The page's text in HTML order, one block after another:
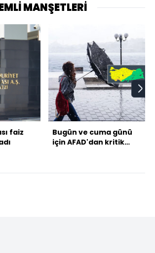
MANŞETLERİ
faiz
Bugün ve cuma günü
için AFAD'dan kritik